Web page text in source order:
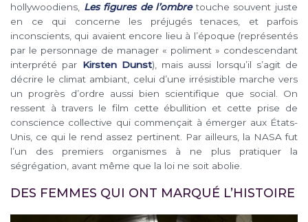
hollywoodiens, Les figures de l’ombretouche souvent juste
en ce qui concerne les préjugés tenaces, et parfois
inconscients, qui avaient encore lieu à l’époque (représentés
par le personnage de manager « poliment » condescendant
interprété par Kirsten Dunst), mais aussi lorsqu’il s’agit de
décrire le climat ambiant, celui d’une irrésistible marche vers
un progrès d’ordre aussi bien scientifique que social. On
ressent à travers le film cette ébullition et cette prise de
conscience collective qui commençait à émerger aux États-
Unis, ce qui le rend assez pertinent. Par ailleurs, la NASA fut
l’un des premiers organismes à ne plus pratiquer la
ségrégation, avant même que la loi ne soit abolie.
DES FEMMES QUI ONT MARQUÉ L’HISTOIRE